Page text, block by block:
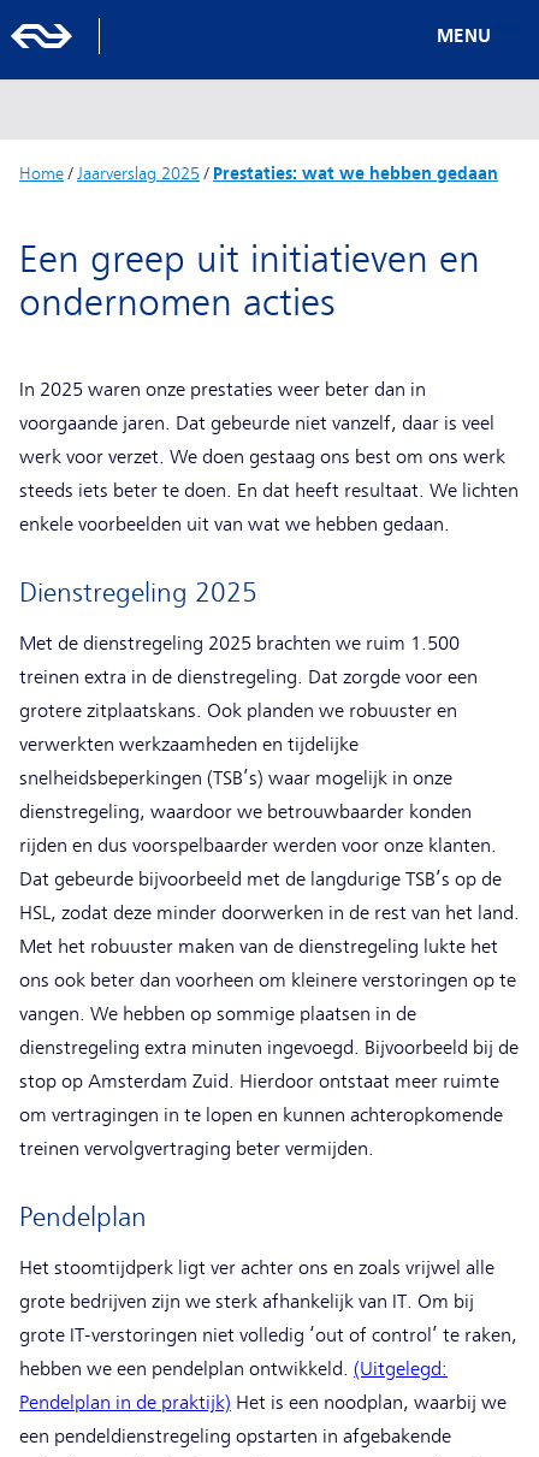
MENU
Home/ Jaarverslag 2025 / Prestaties: wat we hebben gedaan
Een greep uit initiatieven en
ondernomen acties
In 2025 waren onze prestaties weer beter dan in
voorgaande jaren. Dat gebeurde niet vanzelf, daar is veel
werk voor verzet. We doen gestaag ons best om ons werk
steeds iets beter te doen. En dat heeft resultaat. We lichten
enkele voorbeelden uit van wat we hebben gedaan.
Dienstregeling 2025
Met de dienstregeling 2025 brachten we ruim 1.500
treinen extra in de dienstregeling. Dat zorgde voor een
grotere zitplaatskans. Ook planden we robuuster en
verwerkten werkzaamheden en tijdelijke
snelheidsbeperkingen (TSB’s) waar mogelijk in onze
dienstregeling, waardoor we betrouwbaarder konden
rijden en dus voorspelbaarder werden voor onze klanten.
Dat gebeurde bijvoorbeeld met de langdurige TSB’s op de
HSL, zodat deze minder doorwerken in de rest van het land.
Met het robuuster maken van de dienstregeling lukte het
ons ook beter dan voorheen om kleinere verstoringen op te
vangen. We hebben op sommige plaatsen in de
dienstregeling extra minuten ingevoegd. Bijvoorbeeld bij de
stop op Amsterdam Zuid. Hierdoor ontstaat meer ruimte
om vertragingen in te lopen en kunnen achteropkomende
treinen vervolgvertraging beter vermijden.
Pendelplan
Het stoomtijdperk ligt ver achter ons en zoals vrijwel alle
grote bedrijven zijn we sterk afhankelijk van IT. Om bij
grote IT-verstoringen niet volledig ‘out of control’ te raken,
hebben we een pendelplan ontwikkeld. (Uitgelegd:
Pendelplan in de praktijk) (new window)
Het is een noodplan, waarbij we
een pendeldienstregeling opstarten in afgebakende